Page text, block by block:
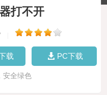
打不开
载 PC下载
安全绿色